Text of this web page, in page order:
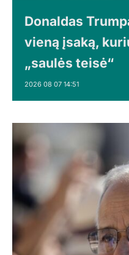
Donaldas
vieną įsaką,
„saulės teisė“
2026 08 07 14:51